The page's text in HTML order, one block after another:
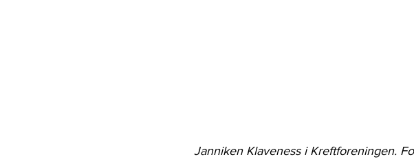
Janniken Klaveness i Kreftforeningen.